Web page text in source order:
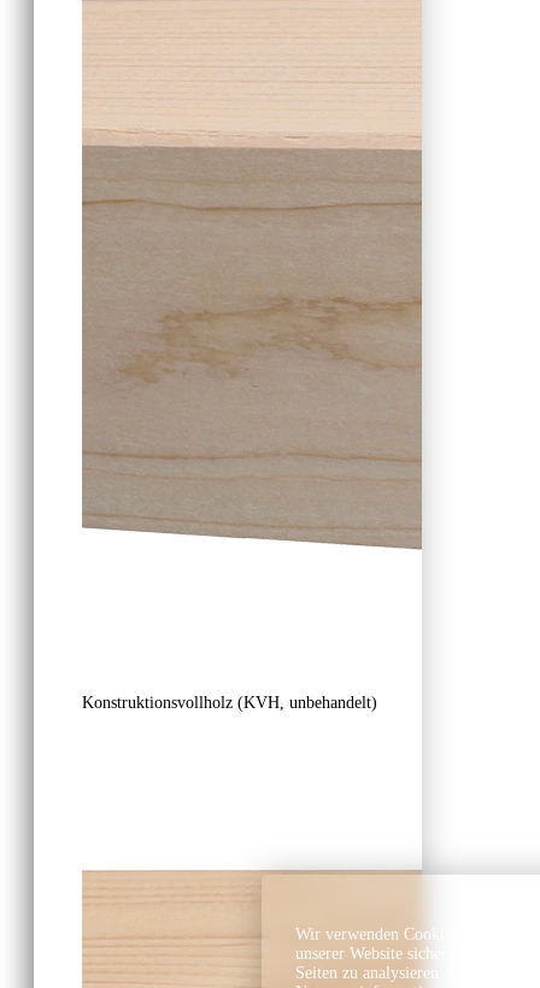
Konstruktionsvollholz (KVH, unbehandelt)
Wir verwenden Cookies und
unserer Website sicherzustellen,
Seiten zu analysieren. Dabei